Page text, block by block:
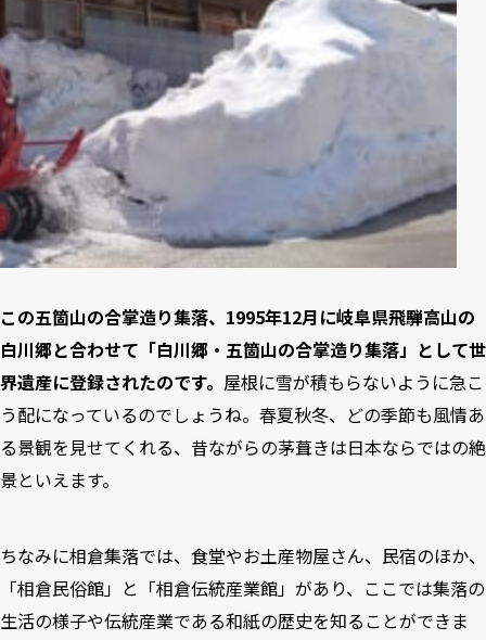
この五箇山の合掌造り集落、1995年12月に岐阜県飛騨高山の
白川郷と合わせて「白川郷・五箇山の合掌造り集落」として世
界遺産に登録されたのです。 屋根に雪が積もらないように急こ
う配になっているのでしょうね。春夏秋冬、どの季節も風情あ
る景観を見せてくれる、昔ながらの茅葺きは日本ならではの絶
景といえます。
ちなみに相倉集落では、食堂やお土産物屋さん、民宿のほか、
「相倉民俗館」と「相倉伝統産業館」があり、ここでは集落の
生活の様子や伝統産業である和紙の歴史を知ることができま